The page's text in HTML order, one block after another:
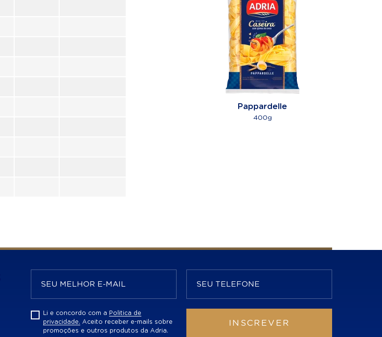
Pappardelle
400g
Li e concordo com a Politica de
privacidade. Aceito receber e-mails sobre
promoções e outros produtos da Adria.
INSCREVER